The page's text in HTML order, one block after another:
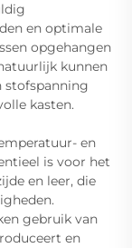
en optimale
opgehangen
kunnen
stofspanning
kasten.
en
is voor het
en leer, die
gebruik van
en